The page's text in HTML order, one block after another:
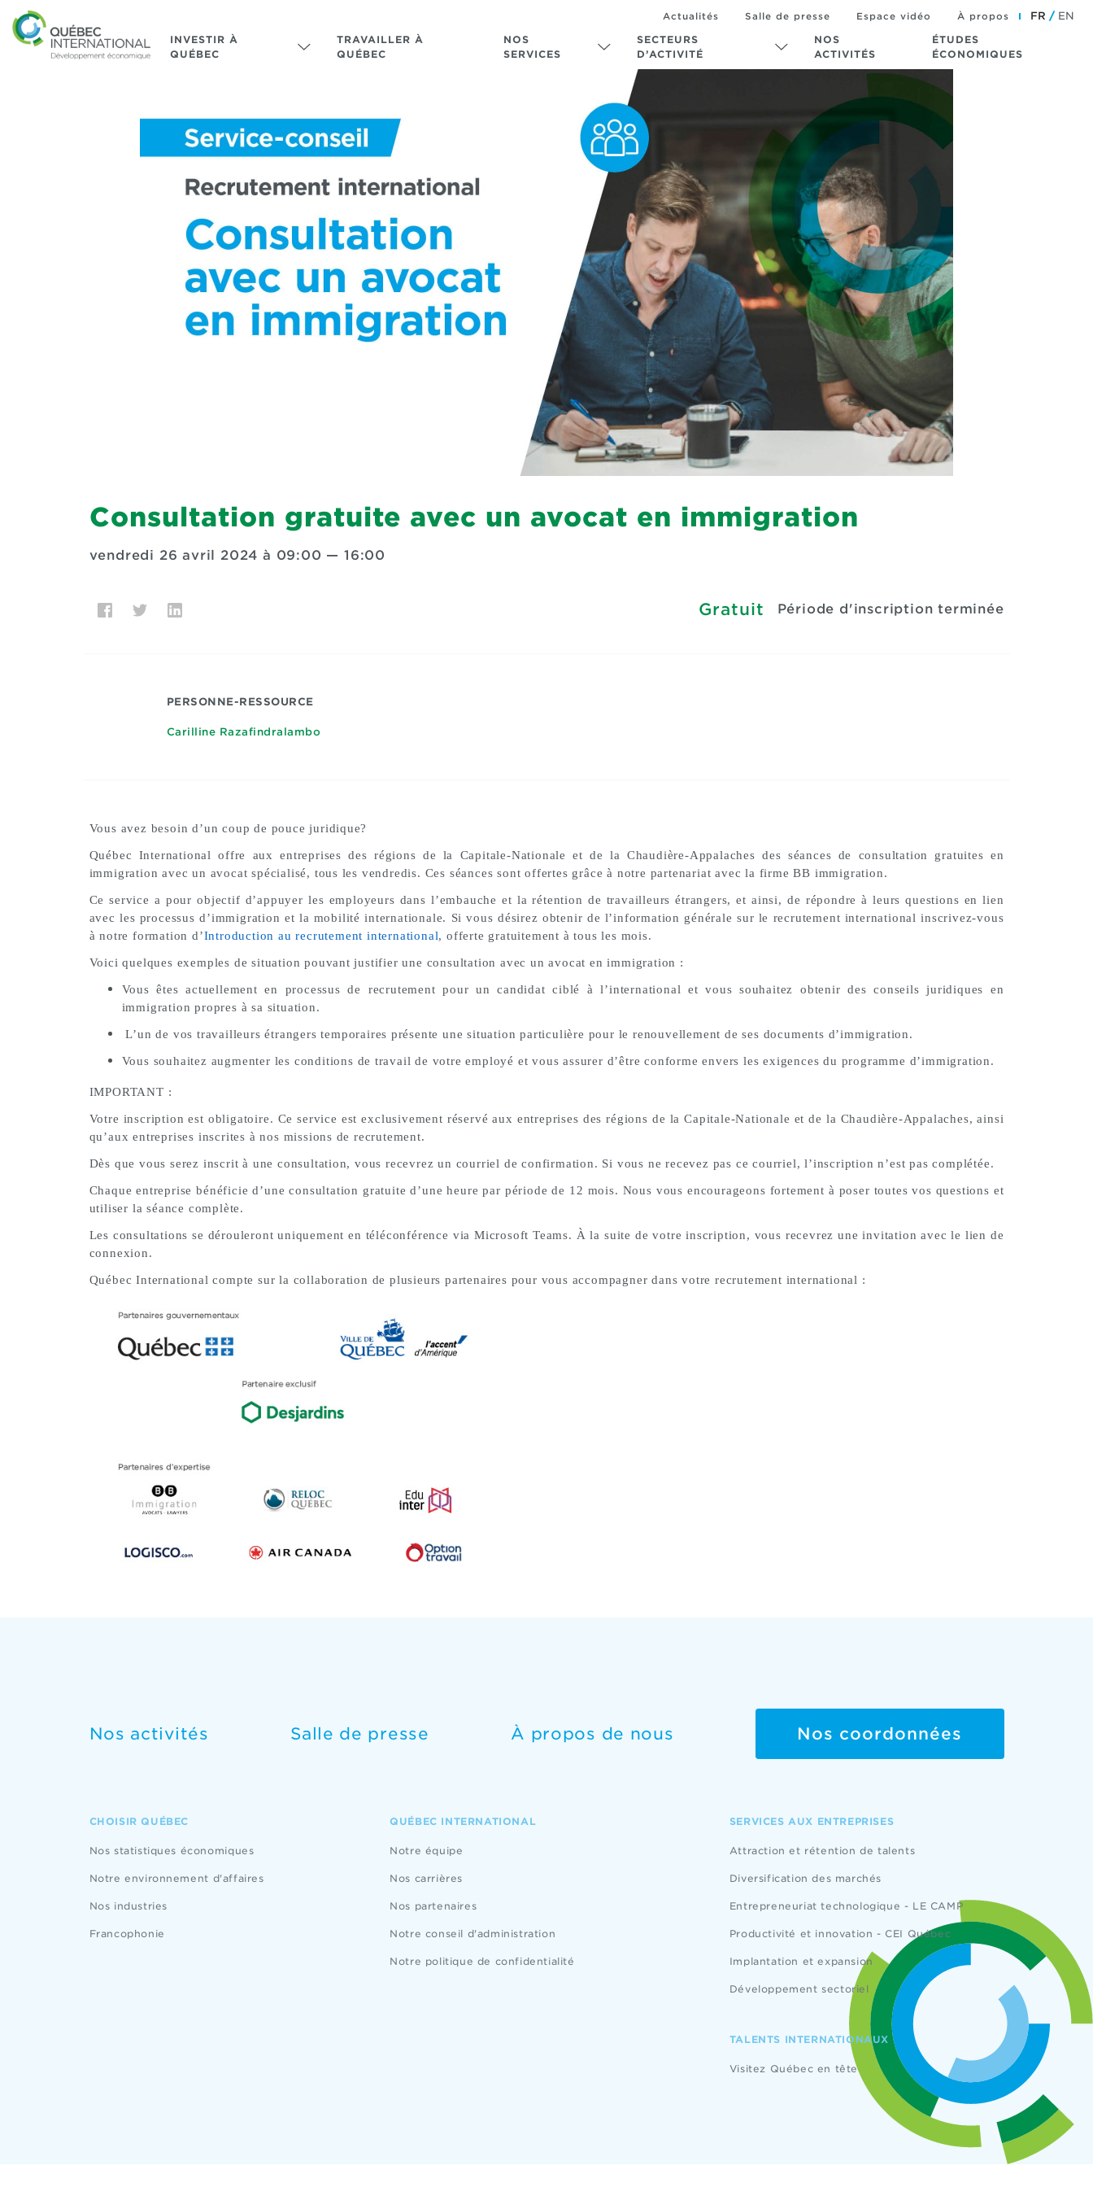
INVESTIR À
QUÉBEC
TRAVAILLER À
QUÉBEC
NOS
SERVICES
SECTEURS
D’ACTIVITÉ
NOS
ACTIVITÉS
ÉTUDES
ÉCONOMIQUES
Actualités Salle de presse Espace vidéo À propos FR EN
Consultation gratuite avec un avocat en immigration
vendredi 26 avril 2024 à 09:00 — 16:00
Gratuit Période d'inscription terminée
PERSONNE-RESSOURCE
Carilline Razafindralambo
Vous avez besoin d’un coup de pouce juridique?
Québec International offre aux entreprises des régions de la Capitale-Nationale et de la Chaudière-Appalaches des séances de consultation gratuites en
immigration avec un avocat spécialisé, tous les vendredis. Ces séances sont offertes grâce à notre partenariat avec la firme BB immigration.
Ce service a pour objectif d’appuyer les employeurs dans l’embauche et la rétention de travailleurs étrangers, et ainsi, de répondre à leurs questions en lien
avec les processus d’immigration et la mobilité internationale. Si vous désirez obtenir de l’information générale sur le recrutement international inscrivez-vous
à notre formation d’Introduction au recrutement international, offerte gratuitement à tous les mois.
Voici quelques exemples de situation pouvant justifier une consultation avec un avocat en immigration :
Vous êtes actuellement en processus de recrutement pour un candidat ciblé à l’international et vous souhaitez obtenir des conseils juridiques en
immigration propres à sa situation.
L’un de vos travailleurs étrangers temporaires présente une situation particulière pour le renouvellement de ses documents d’immigration.
Vous souhaitez augmenter les conditions de travail de votre employé et vous assurer d’être conforme envers les exigences du programme d’immigration.
IMPORTANT :
Votre inscription est obligatoire. Ce service est exclusivement réservé aux entreprises des régions de la Capitale-Nationale et de la Chaudière-Appalaches, ainsi
qu’aux entreprises inscrites à nos missions de recrutement.
Dès que vous serez inscrit à une consultation, vous recevrez un courriel de confirmation. Si vous ne recevez pas ce courriel, l’inscription n’est pas complétée.
Chaque entreprise bénéficie d’une consultation gratuite d’une heure par période de 12 mois. Nous vous encourageons fortement à poser toutes vos questions et
utiliser la séance complète.
Les consultations se dérouleront uniquement en téléconférence via Microsoft Teams. À la suite de votre inscription, vous recevrez une invitation avec le lien de
connexion.
Québec International compte sur la collaboration de plusieurs partenaires pour vous accompagner dans votre recrutement international :
Nos activités Salle de presse À propos de nous Nos coordonnées
CHOISIR QUÉBEC
Nos statistiques économiques
Notre environnement d'affaires
Nos industries
Francophonie
QUÉBEC INTERNATIONAL
Notre équipe
Nos carrières
Nos partenaires
Notre conseil d'administration
Notre politique de confidentialité
SERVICES AUX ENTREPRISES
Attraction et rétention de talents
Diversification des marchés
Entrepreneuriat technologique - LE CAMP
Productivité et innovation - CEI Québec
Implantation et expansion
Développement sectoriel
TALENTS INTERNATIONAUX
Visitez Québec en tête